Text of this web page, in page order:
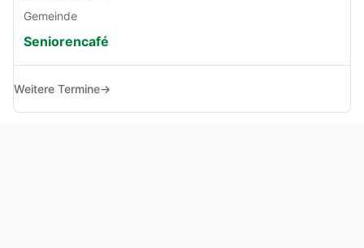
Gemeinde
Seniorencafé
Weitere Termine→